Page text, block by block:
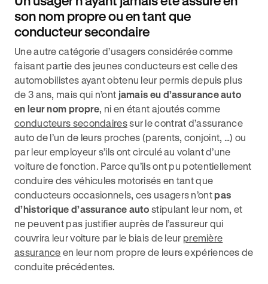
son nom propre ou en tant que
conducteur secondaire
Une autre catégorie d’usagers considérée comme
faisant partie des jeunes conducteurs est celle des
automobilistes ayant obtenu leur permis depuis plus
de 3 ans, mais qui n’ont jamais eu d’assurance auto
en leur nom propre, ni en étant ajoutés comme
conducteurs secondairessur le contrat d’assurance
auto de l’un de leurs proches (parents, conjoint, …) ou
par leur employeur s’ils ont circulé au volant d’une
voiture de fonction. Parce qu’ils ont pu potentiellement
conduire des véhicules motorisés en tant que
conducteurs occasionnels, ces usagers n’ontpas
d’historique d’assurance auto stipulant leur nom, et
ne peuvent pas justifier auprès de l’assureur qui
couvrira leur voiture par le biais de leur première
assurance en leur nom propre de leurs expériences de
conduite précédentes.